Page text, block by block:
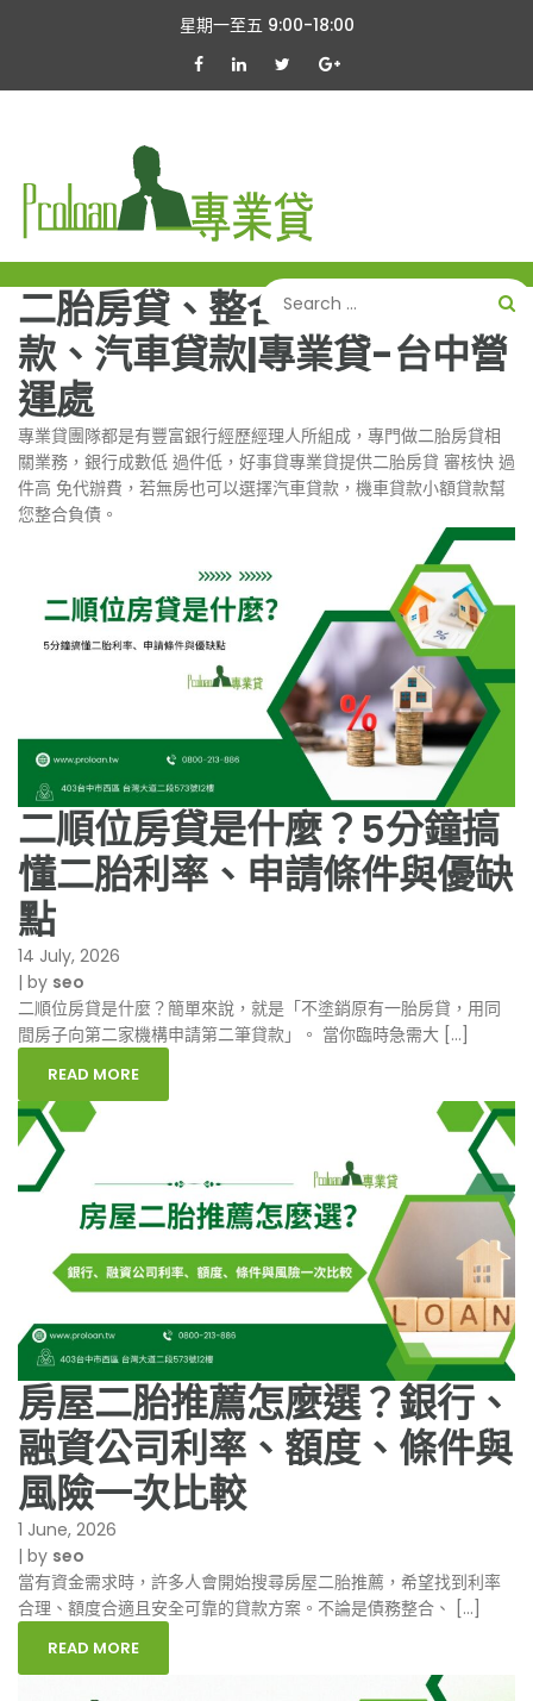
星期一至五 9:00-18:00
二胎房貸、整合負債、機車貸
款、汽車貸款|專業貸-台中營
運處
專業貸團隊都是有豐富銀行經歷經理人所組成，專門做二胎房貸相
關業務，銀行成數低 過件低，好事貸專業貸提供二胎房貸 審核快 過
件高 免代辦費，若無房也可以選擇汽車貸款，機車貸款小額貸款幫
您整合負債。
二順位房貸是什麼？5分鐘搞
懂二胎利率、申請條件與優缺
點
14 July, 2026
| by seo
二順位房貸是什麼？簡單來說，就是「不塗銷原有一胎房貸，用同
間房子向第二家機構申請第二筆貸款」。 當你臨時急需大 […]
READ MORE
房屋二胎推薦怎麼選？銀行、
融資公司利率、額度、條件與
風險一次比較
1 June, 2026
| by seo
當有資金需求時，許多人會開始搜尋房屋二胎推薦，希望找到利率
合理、額度合適且安全可靠的貸款方案。不論是債務整合、 […]
READ MORE